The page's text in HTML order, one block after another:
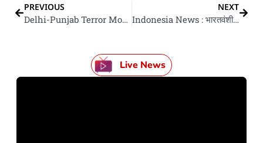
PREVIOUS
Delhi-Punjab Terror Module : दिल्ली आ पंजाब से 6 गो आउर संदिग्ध आतंकी गिरफ्तार, पाकिस्तानी एजेंट शहजाद भट्टी मॉड्यूल-2 के भंडाफोड़
NEXT
Indonesia News : भारतवंशी इंडोनेशिया के राष्ट्रपति के संगे खेल कइलस? CIA एजेंट बनके अरबन रुपिया के डिफेंस डील हथियावे के आरोप
Live News